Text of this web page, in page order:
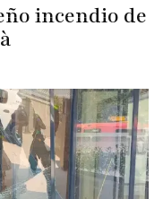
incendio de